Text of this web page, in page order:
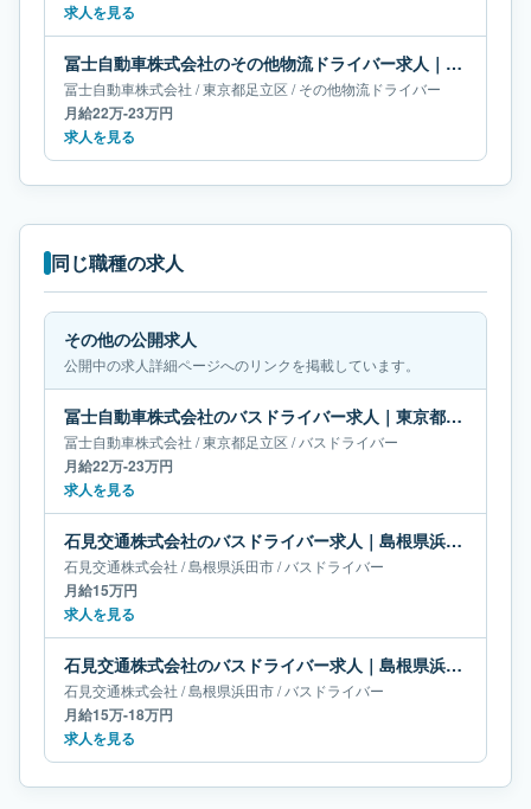
求人を見る
冨士自動車株式会社のその他物流ドライバー求人｜東京都足立区｜月給22万-23万円
冨士自動車株式会社 /東京都足立区 /その他物流ドライバー
月給22万-23万円
求人を見る
同じ職種の求人
その他の公開求人
公開中の求人詳細ページへのリンクを掲載しています。
冨士自動車株式会社のバスドライバー求人｜東京都足立区｜月給22万-23万円
冨士自動車株式会社 /東京都足立区 /バスドライバー
月給22万-23万円
求人を見る
石見交通株式会社のバスドライバー求人｜島根県浜田市｜月給15万円
石見交通株式会社 /島根県浜田市/バスドライバー
月給15万円
求人を見る
石見交通株式会社のバスドライバー求人｜島根県浜田市｜月給15万-18万円
石見交通株式会社 /島根県浜田市/バスドライバー
月給15万-18万円
求人を見る